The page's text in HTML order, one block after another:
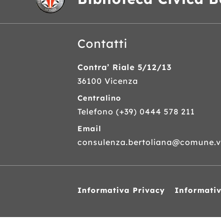
Contatti
Contra’ Riale 5/12/13
36100 Vicenza
Centralino
Telefono (+39) 0444 578 211
Email
Informativa Privacy